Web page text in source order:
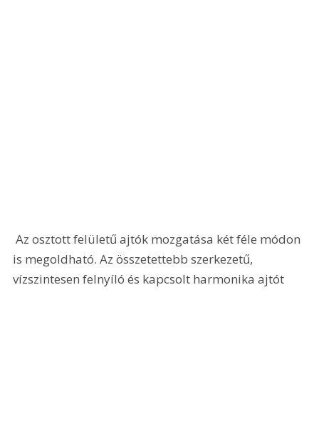
Az osztott felületű ajtók mozgatása két féle módon
is megoldható. Az összetettebb szerkezetű,
vízszintesen felnyíló és kapcsolt harmonika ajtót